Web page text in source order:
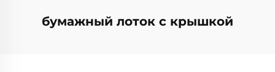
бумажный лоток с крышкой